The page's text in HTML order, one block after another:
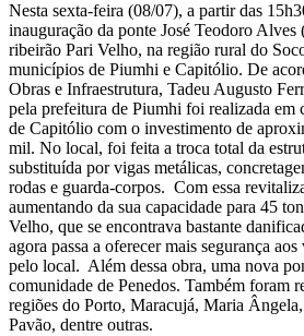
Nesta sexta-feira (08/07), a partir das
inauguração da ponte José Teodoro
ribeirão Pari Velho, na região rural do
municípios de Piumhi e Capitólio. De
Obras e Infraestrutura, Tadeu Augusto
pela prefeitura de Piumhi foi realizada em
de Capitólio com o investimento de
mil. No local, foi feita a troca total da
substituída por vigas metálicas,
rodas e guarda-corpos. Com essa
aumentando da sua capacidade para 45
Velho, que se encontrava bastante
agora passa a oferecer mais segurança
pelo local. Além dessa obra, uma nova
comunidade de Penedos. Também foram
regiões do Porto, Maracujá, Maria
Pavão, dentre outras.